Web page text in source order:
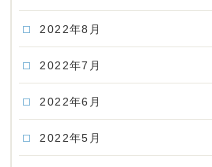
2022年8月
2022年7月
2022年6月
2022年5月